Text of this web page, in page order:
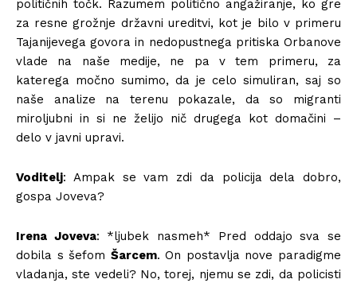
političnih točk. Razumem politično angažiranje, ko gre
za resne grožnje državni ureditvi, kot je bilo v primeru
Tajanijevega govora in nedopustnega pritiska Orbanove
vlade na naše medije, ne pa v tem primeru, za
katerega močno sumimo, da je celo simuliran, saj so
naše analize na terenu pokazale, da so migranti
miroljubni in si ne želijo nič drugega kot domačini –
delo v javni upravi.
Voditelj: Ampak se vam zdi da policija dela dobro,
gospa Joveva?
Irena Joveva: *ljubek nasmeh* Pred oddajo sva se
dobila s šefom Šarcem. On postavlja nove paradigme
vladanja, ste vedeli? No, torej, njemu se zdi, da policisti